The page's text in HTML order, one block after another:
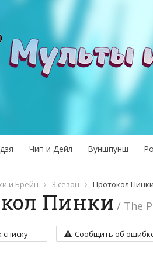
Чип и Дейл Вуншпунш
и Брейн 3 сезон Протокол Пинки
Пинки / The
списку Сообщить об